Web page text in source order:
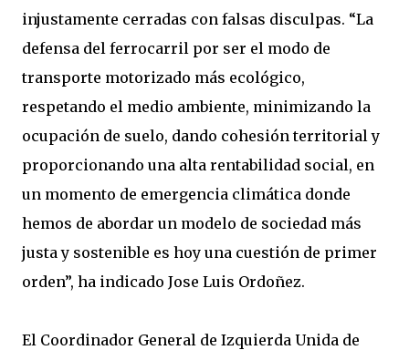
injustamente cerradas con falsas disculpas. “La
defensa del ferrocarril por ser el modo de
transporte motorizado más ecológico,
respetando el medio ambiente, minimizando la
ocupación de suelo, dando cohesión territorial y
proporcionando una alta rentabilidad social, en
un momento de emergencia climática donde
hemos de abordar un modelo de sociedad más
justa y sostenible es hoy una cuestión de primer
orden”, ha indicado Jose Luis Ordoñez.
El Coordinador General de Izquierda Unida de